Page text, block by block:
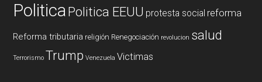
PoliticaPolitica EEUU protesta social reforma
Reforma tributaria religión Renegociación revolucion salud
Terrorismo Trump Venezuela Victimas